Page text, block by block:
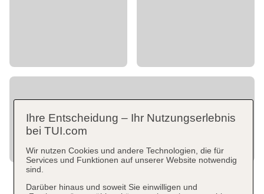
Ihre Entscheidung – Ihr Nutzungserlebnis
bei TUI.com
Wir nutzen Cookies und andere Technologien, die für
Services und Funktionen auf unserer Website notwendig
sind.
Darüber hinaus und soweit Sie einwilligen und